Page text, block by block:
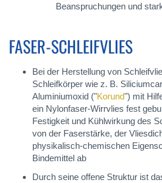
Beanspruchungen und
FASER-SCHLEIFVLIES
Bei der Herstellung von
Schleifkörper wie z. B.
Aluminiumoxid ("Korund") mit
ein Nylonfaser-Wirrvlies fest
Festigkeit und Kühlwirkung des
von der Faserstärke, der
physikalisch-chemischen
Bindemittel ab
Durch seine offene Struktur ist